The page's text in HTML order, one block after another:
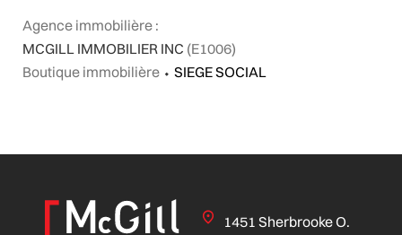
Agence immobilière :
MCGILL IMMOBILIER INC (E1006)
Boutique immobilière ⬩ SIEGE SOCIAL
1451 Sherbrooke O.